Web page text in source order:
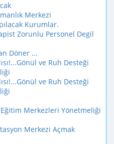
Merkezi
Kurumlar.
Zorunlu Personel Degil
Döner ...
ve Ruh Desteği
ve Ruh Desteği
Merkezleri Yönetmeliği
Merkezi Açmak